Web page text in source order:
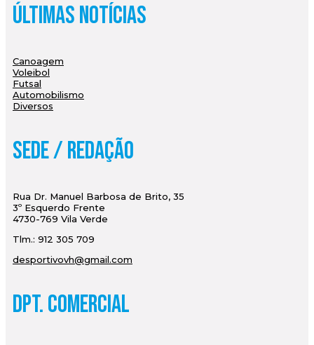
Últimas Notícias
Canoagem
Voleibol
Futsal
Automobilismo
Diversos
Sede / Redação
Rua Dr. Manuel Barbosa de Brito, 35
3º Esquerdo Frente
4730-769 Vila Verde
Tlm.: 912 305 709
desportivovh@gmail.com
Dpt. Comercial